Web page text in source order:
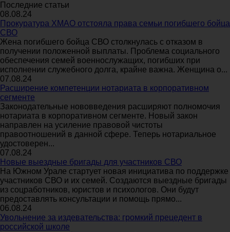
Последние статьи
08.08.24
Прокуратура ХМАО отстояла права семьи погибшего бойца
СВО
Жена погибшего бойца СВО столкнулась с отказом в
получении положенной выплаты. Проблема социального
обеспечения семей военнослужащих, погибших при
исполнении служебного долга, крайне важна. Женщина о...
07.08.24
Расширение компетенции нотариата в корпоративном
сегменте
Законодательные нововведения расширяют полномочия
нотариата в корпоративном сегменте. Новый закон
направлен на усиление правовой чистоты
правоотношений в данной сфере. Теперь нотариальное
удостоверен...
07.08.24
Новые выездные бригады для участников СВО
На Южном Урале стартует новая инициатива по поддержке
участников СВО и их семей. Создаются выездные бригады
из соцработников, юристов и психологов. Они будут
предоставлять консультации и помощь прямо...
06.08.24
Увольнение за издевательства: громкий прецедент в
российской школе